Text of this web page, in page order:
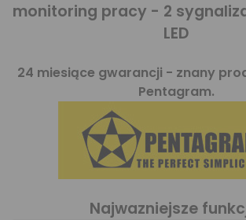
monitoring pracy - 2
LED
24 miesiące gwarancji - znany
Pentagram.
Najwazniejsze